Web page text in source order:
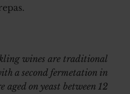
wines are traditional
a second fermetation in
aged on yeast between 12